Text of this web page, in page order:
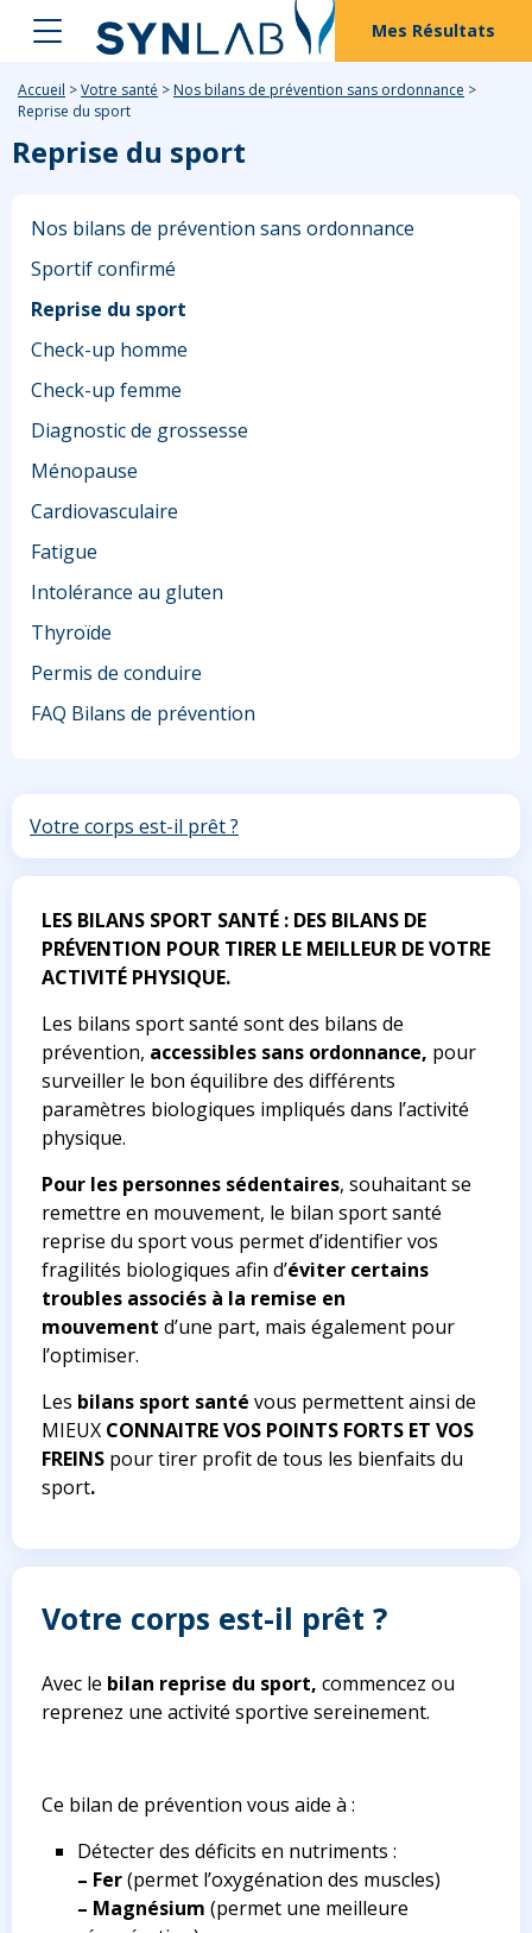
Mes Résultats
Accueil >Votre santé > Nos bilans de prévention sans ordonnance >
Reprise du sport
Reprise du sport
Nos bilans de prévention sans ordonnance
Sportif confirmé
Reprise du sport
Check-up homme
Check-up femme
Diagnostic de grossesse
Ménopause
Cardiovasculaire
Fatigue
Intolérance au gluten
Thyroïde
Permis de conduire
FAQ Bilans de prévention
Votre corps est-il prêt ?
LES BILANS SPORT SANTÉ : DES BILANS DE
PRÉVENTION POUR TIRER LE MEILLEUR DE VOTRE
ACTIVITÉ PHYSIQUE.
Les bilans sport santé sont des bilans de
prévention, accessibles sans ordonnance, pour
surveiller le bon équilibre des différents
paramètres biologiques impliqués dans l’activité
physique.
Pour les personnes sédentaires, souhaitant se
remettre en mouvement, le bilan sport santé
reprise du sport vous permet d’identifier vos
fragilités biologiques afin d’éviter certains
troubles associés à la remise en
mouvement d’une part, mais également pour
l’optimiser.
Les bilans sport santé vous permettent ainsi de
MIEUX CONNAITRE VOS POINTS FORTS ET VOS
FREINS pour tirer profit de tous les bienfaits du
sport.
Votre corps est-il prêt ?
Avec le bilan reprise du sport, commencez ou
reprenez une activité sportive sereinement.
Ce bilan de prévention vous aide à :
Détecter des déficits en nutriments :
– Fer(permet l’oxygénation des muscles)
– Magnésium (permet une meilleure